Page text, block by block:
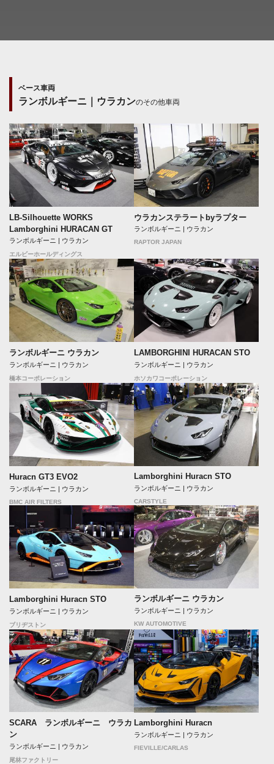
ベース車両
ランボルギーニ｜ウラカンのその他車両
LB-Silhouette WORKS
Lamborghini HURACAN GT
ランボルギーニ | ウラカン
エルビーホールディングス
ウラカンステラートbyラプター
ランボルギーニ | ウラカン
RAPTOR JAPAN
ランボルギーニ ウラカン
ランボルギーニ | ウラカン
橋本コーポレーション
LAMBORGHINI HURACAN STO
ランボルギーニ | ウラカン
ホソカワコーポレーション
Huracn GT3 EVO2
ランボルギーニ | ウラカン
BMC AIR FILTERS
Lamborghini Huracn STO
ランボルギーニ | ウラカン
CARSTYLE
Lamborghini Huracn STO
ランボルギーニ | ウラカン
ブリヂストン
ランボルギーニ ウラカン
ランボルギーニ | ウラカン
KW AUTOMOTIVE
SCARA ランボルギーニ ウラカ
ン
ランボルギーニ | ウラカン
尾林ファクトリー
Lamborghini Huracn
ランボルギーニ | ウラカン
FIEVILLE/CARLAS